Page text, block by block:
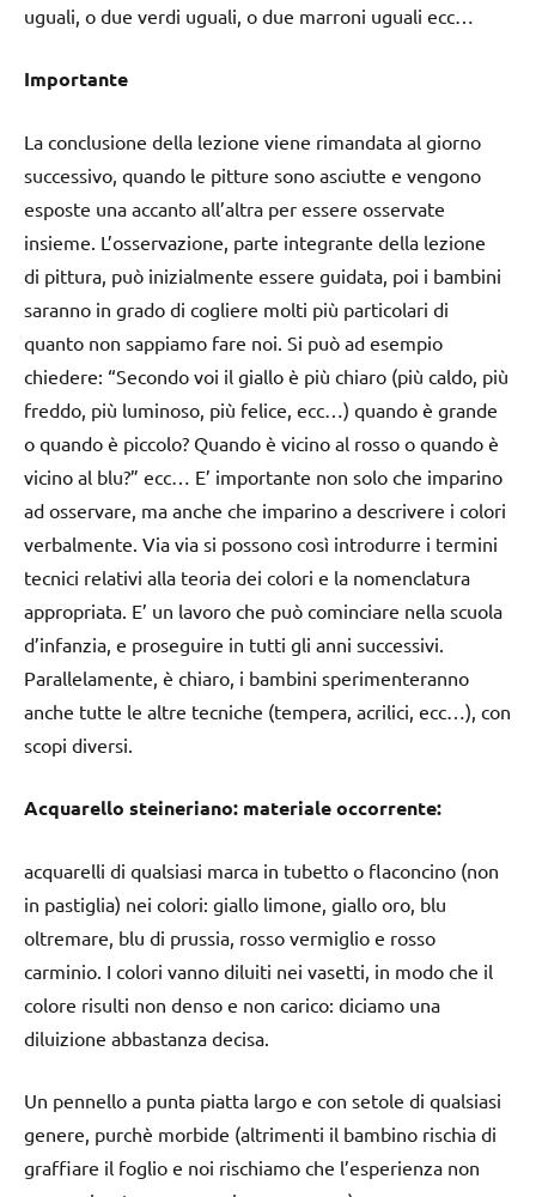
uguali, o due verdi uguali, o due marroni uguali ecc…
Importante
La conclusione della lezione viene rimandata al giorno
successivo, quando le pitture sono asciutte e vengono
esposte una accanto all’altra per essere osservate
insieme. L’osservazione, parte integrante della lezione
di pittura, può inizialmente essere guidata, poi i bambini
saranno in grado di cogliere molti più particolari di
quanto non sappiamo fare noi. Si può ad esempio
chiedere: “Secondo voi il giallo è più chiaro (più caldo, più
freddo, più luminoso, più felice, ecc…) quando è grande
o quando è piccolo? Quando è vicino al rosso o quando è
vicino al blu?” ecc… E’ importante non solo che imparino
ad osservare, ma anche che imparino a descrivere i colori
verbalmente. Via via si possono così introdurre i termini
tecnici relativi alla teoria dei colori e la nomenclatura
appropriata. E’ un lavoro che può cominciare nella scuola
d’infanzia, e proseguire in tutti gli anni successivi.
Parallelamente, è chiaro, i bambini sperimenteranno
anche tutte le altre tecniche (tempera, acrilici, ecc…), con
scopi diversi.
Acquarello steineriano: materiale occorrente:
acquarelli di qualsiasi marca in tubetto o flaconcino (non
in pastiglia) nei colori: giallo limone, giallo oro, blu
oltremare, blu di prussia, rosso vermiglio e rosso
carminio. I colori vanno diluiti nei vasetti, in modo che il
colore risulti non denso e non carico: diciamo una
diluizione abbastanza decisa.
Un pennello a punta piatta largo e con setole di qualsiasi
genere, purchè morbide (altrimenti il bambino rischia di
graffiare il foglio e noi rischiamo che l’esperienza non